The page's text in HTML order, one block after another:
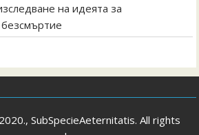
на идеята за
SubSpecieAeternitatis. All rights